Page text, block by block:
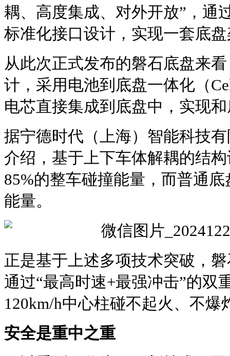
耦、高度集成、对外开放”，通
标准化接口设计，实现一套底
从此次正式发布的磐石底盘来
计，采用电池到底盘一体化（
电芯直接集成到底盘中，实现
据宁德时代（上海）智能科技
介绍，基于上下车体解耦的结
85%的整车碰撞能量，而普通
能量。
正是基于上述多项技术突破，
通过“最高时速+最强冲击”的双
120km/h中心柱碰不起火、不爆
安全是重中之重